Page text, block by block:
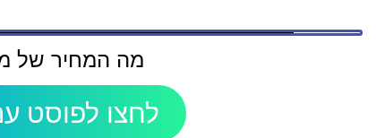
מה המחיר של
לחצו לפוסט